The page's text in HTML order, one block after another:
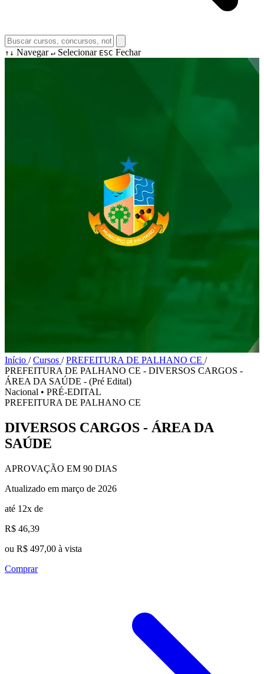
↑↓ Navegar ↵ Selecionar ESC Fechar
Início / Cursos / PREFEITURA DE PALHANO CE /
PREFEITURA DE PALHANO CE - DIVERSOS CARGOS -
ÁREA DA SAÚDE - (Pré Edital)
Nacional • PRÉ-EDITAL
PREFEITURA DE PALHANO CE
DIVERSOS CARGOS - ÁREA DA
SAÚDE
APROVAÇÃO EM 90 DIAS
Atualizado em março de 2026
até 12x de
R$ 46,39
ou R$ 497,00 à vista
Comprar